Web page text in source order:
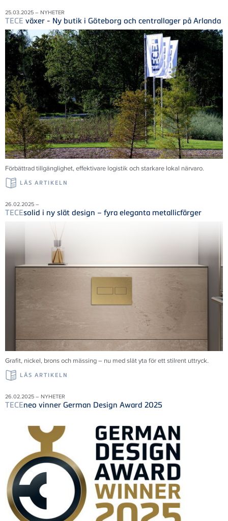
25.03.2025 – NYHETER
TECE växer - Ny butik i Göteborg och centrallager på Arlanda
Förbättrad tillgänglighet, effektivare logistik och starkare lokal närvaro.
LÄS ARTIKELN
26.02.2025 –
TECEsolid i ny slät design – fyra eleganta metallicfärger
Grafit, nickel, brons och mässing – nu med slät yta för ett stilrent uttryck.
LÄS ARTIKELN
26.02.2025 – NYHETER
TECEneo vinner German Design Award 2025